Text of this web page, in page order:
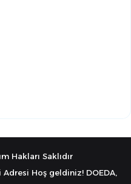
Hakları Saklıdır
Hoş geldiniz! DOEDA,